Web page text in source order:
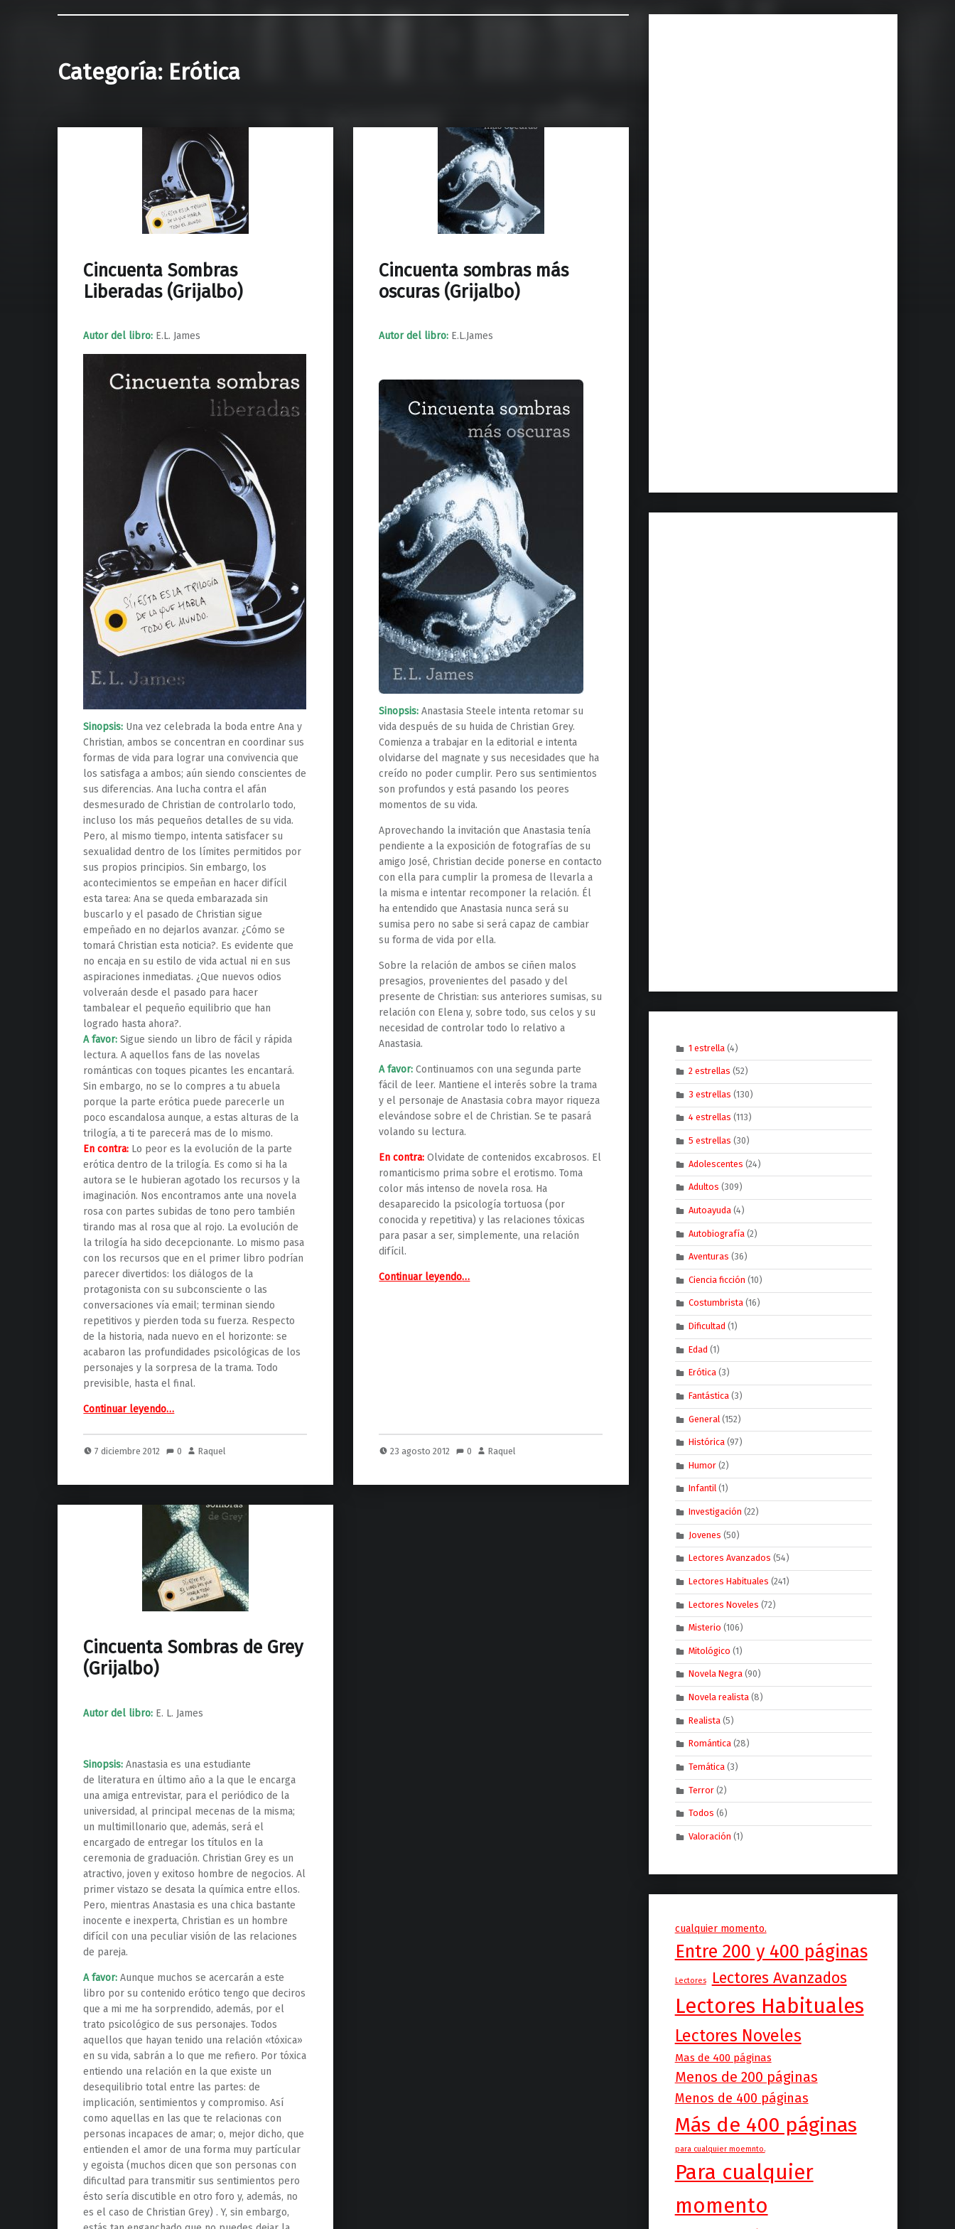
Categoría: Erótica
Cincuenta Sombras
Liberadas (Grijalbo)
Autor del libro: E.L. James
Sinopsis: Una vez celebrada la boda entre Ana y
Christian, ambos se concentran en coordinar sus
formas de vida para lograr una convivencia que
los satisfaga a ambos; aún siendo conscientes de
sus diferencias. Ana lucha contra el afán
desmesurado de Christian de controlarlo todo,
incluso los más pequeños detalles de su vida.
Pero, al mismo tiempo, intenta satisfacer su
sexualidad dentro de los límites permitidos por
sus propios principios. Sin embargo, los
acontecimientos se empeñan en hacer difícil
esta tarea: Ana se queda embarazada sin
buscarlo y el pasado de Christian sigue
empeñado en no dejarlos avanzar. ¿Cómo se
tomará Christian esta noticia?. Es evidente que
no encaja en su estilo de vida actual ni en sus
aspiraciones inmediatas. ¿Que nuevos odios
volveraán desde el pasado para hacer
tambalear el pequeño equilibrio que han
logrado hasta ahora?.
A favor: Sigue siendo un libro de fácil y rápida
lectura. A aquellos fans de las novelas
románticas con toques picantes les encantará.
Sin embargo, no se lo compres a tu abuela
porque la parte erótica puede parecerle un
poco escandalosa aunque, a estas alturas de la
trilogía, a ti te parecerá mas de lo mismo.
En contra: Lo peor es la evolución de la parte
erótica dentro de la trilogía. Es como si ha la
autora se le hubieran agotado los recursos y la
imaginación. Nos encontramos ante una novela
rosa con partes subidas de tono pero también
tirando mas al rosa que al rojo. La evolución de
la trilogía ha sido decepcionante. Lo mismo pasa
con los recursos que en el primer libro podrían
parecer divertidos: los diálogos de la
protagonista con su subconsciente o las
conversaciones vía email; terminan siendo
repetitivos y pierden toda su fuerza. Respecto
de la historia, nada nuevo en el horizonte: se
acabaron las profundidades psicológicas de los
personajes y la sorpresa de la trama. Todo
previsible, hasta el final.
Continuar leyendo…
7 diciembre 2012 0 Raquel
Cincuenta sombras más
oscuras (Grijalbo)
Autor del libro: E.L.James
Sinopsis: Anastasia Steele intenta retomar su
vida después de su huida de Christian Grey.
Comienza a trabajar en la editorial e intenta
olvidarse del magnate y sus necesidades que ha
creído no poder cumplir. Pero sus sentimientos
son profundos y está pasando los peores
momentos de su vida.
Aprovechando la invitación que Anastasia tenía
pendiente a la exposición de fotografías de su
amigo José, Christian decide ponerse en contacto
con ella para cumplir la promesa de llevarla a
la misma e intentar recomponer la relación. Él
ha entendido que Anastasia nunca será su
sumisa pero no sabe si será capaz de cambiar
su forma de vida por ella.
Sobre la relación de ambos se ciñen malos
presagios, provenientes del pasado y del
presente de Christian: sus anteriores sumisas, su
relación con Elena y, sobre todo, sus celos y su
necesidad de controlar todo lo relativo a
Anastasia.
A favor: Continuamos con una segunda parte
fácil de leer. Mantiene el interés sobre la trama
y el personaje de Anastasia cobra mayor riqueza
elevándose sobre el de Christian. Se te pasará
volando su lectura.
En contra: Olvidate de contenidos excabrosos. El
romanticismo prima sobre el erotismo. Toma
color más intenso de novela rosa. Ha
desaparecido la psicología tortuosa (por
conocida y repetitiva) y las relaciones tóxicas
para pasar a ser, simplemente, una relación
difícil.
Continuar leyendo“Cincuenta sombras más oscuras (Grijalbo)”
…
23 agosto 2012 0 Raquel
Cincuenta Sombras de Grey
(Grijalbo)
Autor del libro: E. L. James
Sinopsis: Anastasia es una estudiante
de literatura en último año a la que le encarga
una amiga entrevistar, para el periódico de la
universidad, al principal mecenas de la misma;
un multimillonario que, además, será el
encargado de entregar los títulos en la
ceremonia de graduación. Christian Grey es un
atractivo, joven y exitoso hombre de negocios. Al
primer vistazo se desata la química entre ellos.
Pero, mientras Anastasia es una chica bastante
inocente e inexperta, Christian es un hombre
difícil con una peculiar visión de las relaciones
de pareja.
A favor: Aunque muchos se acercarán a este
libro por su contenido erótico tengo que deciros
que a mi me ha sorprendido, además, por el
trato psicológico de sus personajes. Todos
aquellos que hayan tenido una relación «tóxica»
en su vida, sabrán a lo que me refiero. Por tóxica
entiendo una relación en la que existe un
desequilibrio total entre las partes: de
implicación, sentimientos y compromiso. Así
como aquellas en las que te relacionas con
personas incapaces de amar; o, mejor dicho, que
entienden el amor de una forma muy partícular
y egoista (muchos dicen que son personas con
dificultad para transmitir sus sentimientos pero
ésto sería discutible en otro foro y, además, no
es el caso de Christian Grey) . Y, sin embargo,
1 estrella(4)
2 estrellas (52)
3 estrellas (130)
4 estrellas (113)
5 estrellas (30)
Adolescentes (24)
Adultos (309)
Autoayuda(4)
Autobiografía(2)
Aventuras (36)
Ciencia ficción (10)
Costumbrista(16)
Dificultad (1)
Edad (1)
Erótica(3)
Fantástica(3)
General (152)
Histórica(97)
Humor(2)
Infantil(1)
Investigación (22)
Jovenes (50)
Lectores Avanzados (54)
Lectores Habituales (241)
Lectores Noveles (72)
Misterio (106)
Mitológico (1)
Novela Negra(90)
Novela realista(8)
Realista(5)
Romántica(28)
Temática(3)
Terror(2)
Todos (6)
Valoración (1)
cualquier momento.
Entre 200 y 400 páginas
Lectores Lectores Avanzados
Lectores Habituales
Lectores Noveles
Mas de 400 páginas
Menos de 200 páginas
Menos de 400 páginas
Más de 400 páginas
para cualquier moemnto.
Para cualquier
momento